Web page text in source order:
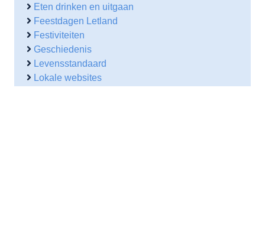
Eten drinken en uitgaan
Feestdagen Letland
Festiviteiten
Geschiedenis
Levensstandaard
Lokale websites